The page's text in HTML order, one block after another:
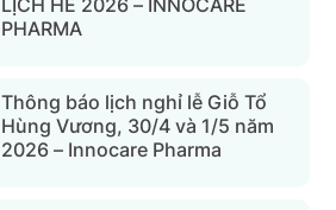
LỊCH HÈ 2026 – INNOCARE
PHARMA
Thông báo lịch nghỉ lễ Giỗ Tổ
Hùng Vương, 30/4 và 1/5 năm
2026 – Innocare Pharma